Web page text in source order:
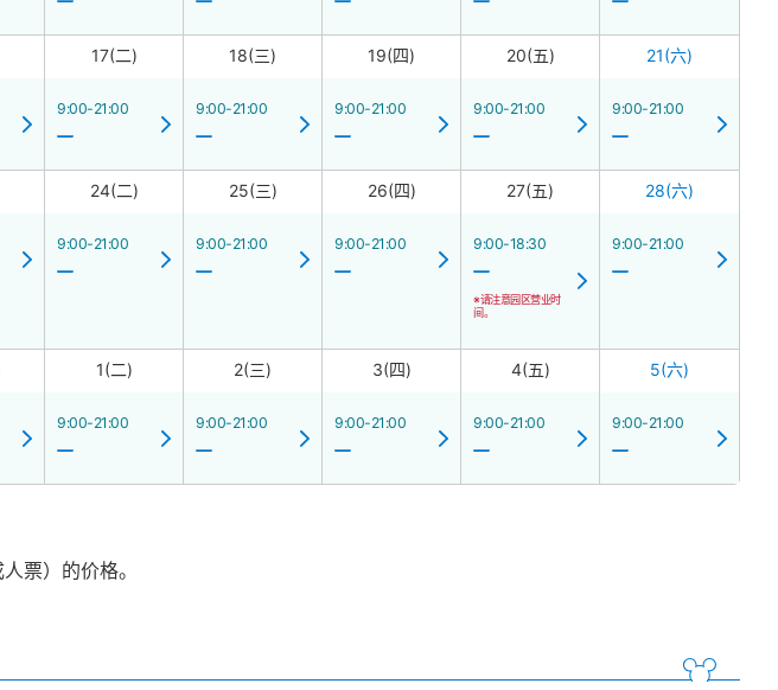
17(二)
9:00-21:00
18(三)
9:00-21:00
19(四)
9:00-21:00
20(五)
9:00-21:00
21(六)
9:00-21:00
24(二)
9:00-21:00
25(三)
9:00-21:00
26(四)
9:00-21:00
27(五)
9:00-18:30
※请注意园区营业时
间。
28(六)
9:00-21:00
1(二)
9:00-21:00
2(三)
9:00-21:00
3(四)
9:00-21:00
4(五)
9:00-21:00
5(六)
9:00-21:00
票）的价格。